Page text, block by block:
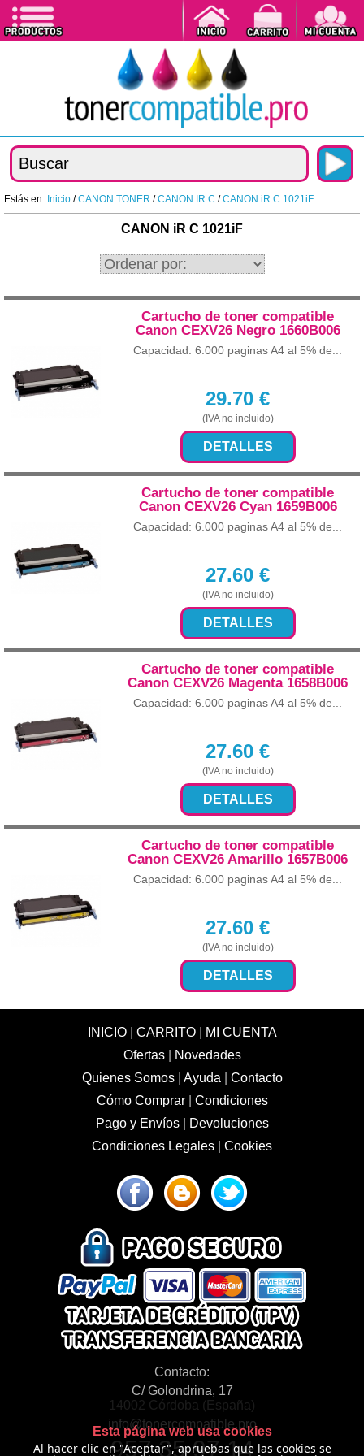
Estás en: Inicio /CANON TONER /CANON IR C /CANON iR C 1021iF
CANON iR C 1021iF
Cartucho de toner compatible
Canon CEXV26 Negro 1660B006
Capacidad: 6.000 paginas A4 al 5% de...
29.70 €
(IVA no incluido)
DETALLES
Cartucho de toner compatible
Canon CEXV26 Cyan 1659B006
Capacidad: 6.000 paginas A4 al 5% de...
27.60 €
(IVA no incluido)
DETALLES
Cartucho de toner compatible
Canon CEXV26 Magenta 1658B006
Capacidad: 6.000 paginas A4 al 5% de...
27.60 €
(IVA no incluido)
DETALLES
Cartucho de toner compatible
Canon CEXV26 Amarillo 1657B006
Capacidad: 6.000 paginas A4 al 5% de...
27.60 €
(IVA no incluido)
DETALLES
INICIO| CARRITO|
MI CUENTA
Ofertas|
Novedades
Quienes Somos| Ayuda
Contacto
Cómo Comprar| Condiciones
Pago y Envíos|
Devoluciones
Condiciones Legales
Cookies
Contacto:
C/ Golondrina, 17
14002 Córdoba (España)
info@tonercompatible.pro
957 35 97 14
Esta página web usa cookies
Al hacer clic en "Aceptar", apruebas que las cookies se